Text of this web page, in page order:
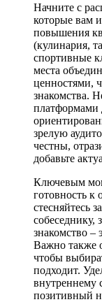
Начните с
которые вам
повышения
(кулинария,
спортивные
места
ценностями,
знакомства.
платформами
зрелую
честны,
добавьте
Ключевым
готовность
стесняйтесь
собеседнику,
знакомство –
Важно также
чтобы
подходит.
внутреннему
позитивный